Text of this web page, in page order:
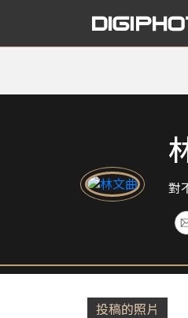
對
投稿的照片